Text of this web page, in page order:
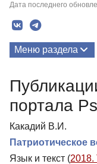
Дата последнего
Меню раздела
портала
Какадий В.И.
Патриотическое
Язык и текст (